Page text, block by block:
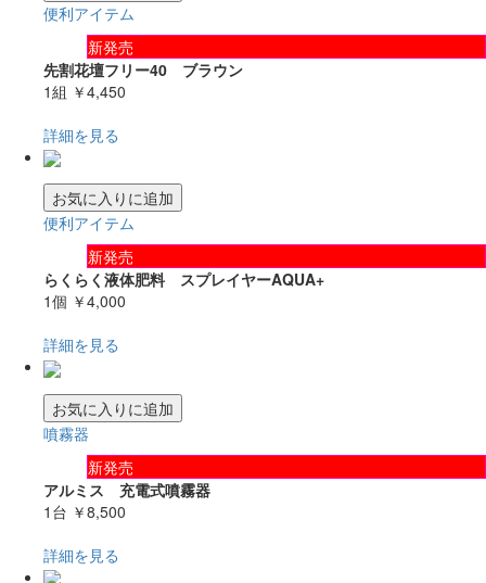
便利アイテム
新発売
先割花壇フリー40 ブラウン
1組 ￥4,450
詳細を見る
お気に入りに追加
便利アイテム
新発売
らくらく液体肥料 スプレイヤーAQUA+
1個 ￥4,000
詳細を見る
お気に入りに追加
噴霧器
新発売
アルミス 充電式噴霧器
1台 ￥8,500
詳細を見る